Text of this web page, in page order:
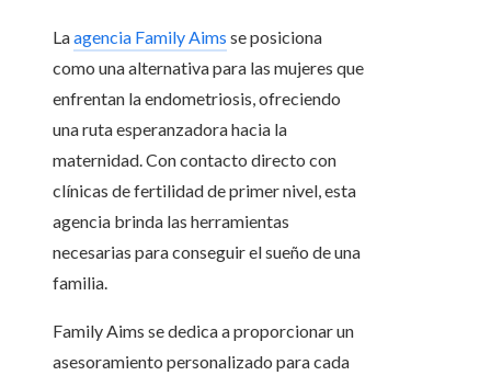
Laagencia Family Aims se posiciona
como una alternativa para las mujeres que
enfrentan la endometriosis, ofreciendo
una ruta esperanzadora hacia la
maternidad. Con contacto directo con
clínicas de fertilidad de primer nivel, esta
agencia brinda las herramientas
necesarias para conseguir el sueño de una
familia.
Family Aims se dedica a proporcionar un
asesoramiento personalizado para cada